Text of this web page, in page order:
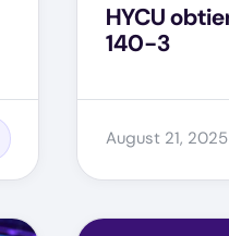
HYCU
140-3
August 21, 2025